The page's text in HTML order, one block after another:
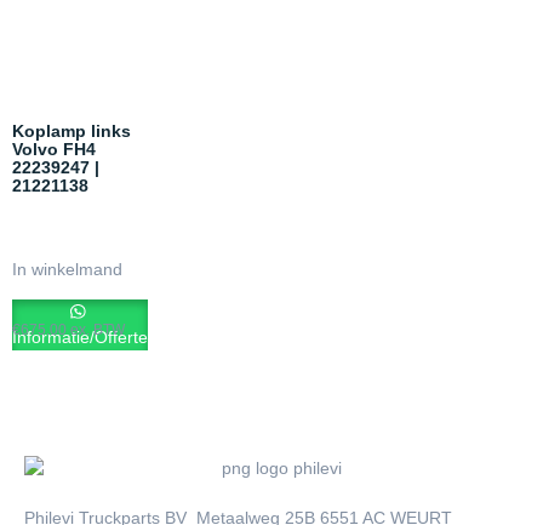
Koplamp links
Volvo FH4
22239247 |
21221138
€675.00 ex. BTW
In winkelmand
Informatie/Offerte
Philevi Truckparts BV Metaalweg 25B 6551 AC WEURT